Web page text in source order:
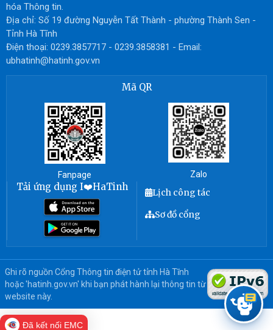
hóa Thông tin.
Địa chỉ: Số 19 đường Nguyễn Tất Thành - phường Thành Sen -
Tỉnh Hà Tĩnh
Điện thoại: 0239.3857717 - 0239.3858381 - Email:
ubhatinh@hatinh.gov.vn
Mã QR
Fanpage Zalo
Tải ứng dụng I❤️HaTinh
Lịch công tác
Sơ đồ cổng
Ghi rõ nguồn Cổng Thông tin điện tử tỉnh Hà Tĩnh
hoặc 'hatinh.gov.vn' khi bạn phát hành lại thông tin từ
website này.
Đã kết nối EMC